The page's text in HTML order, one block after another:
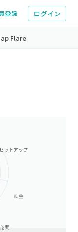
登録 ログイン
Flare
ットアップ
料金
実